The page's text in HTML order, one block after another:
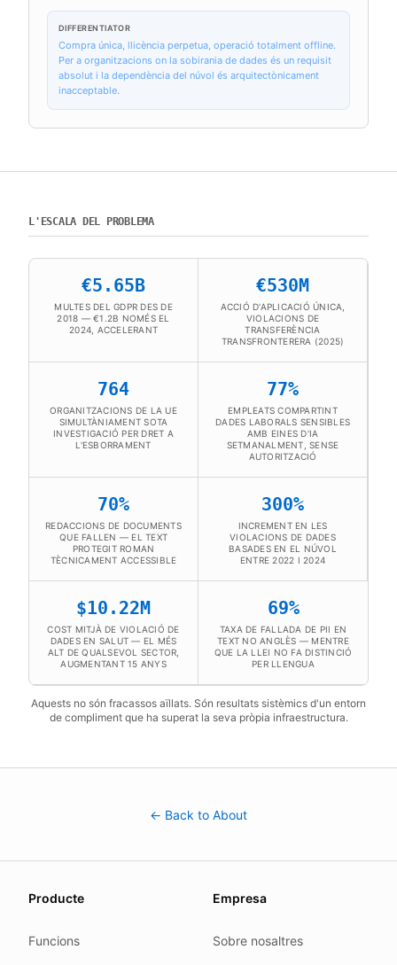
DIFFERENTIATOR
Compra única, llicència perpetua, operació totalment offline.
Per a organitzacions on la sobirania de dades és un requisit
absolut i la dependència del núvol és arquitectònicament
inacceptable.
L'ESCALA DEL PROBLEMA
€5.65B
MULTES DEL GDPR DES DE
2018 — €1.2B NOMÉS EL
2024, ACCELERANT
€530M
ACCIÓ D'APLICACIÓ ÚNICA,
VIOLACIONS DE
TRANSFERÈNCIA
TRANSFRONTERERA (2025)
764
ORGANITZACIONS DE LA UE
SIMULTÀNIAMENT SOTA
INVESTIGACIÓ PER DRET A
L'ESBORRAMENT
77%
EMPLEATS COMPARTINT
DADES LABORALS SENSIBLES
AMB EINES D'IA
SETMANALMENT, SENSE
AUTORITZACIÓ
70%
REDACCIONS DE DOCUMENTS
QUE FALLEN — EL TEXT
PROTEGIT ROMAN
TÈCNICAMENT ACCESSIBLE
300%
INCREMENT EN LES
VIOLACIONS DE DADES
BASADES EN EL NÚVOL
ENTRE 2022 I 2024
$10.22M
COST MITJÀ DE VIOLACIÓ DE
DADES EN SALUT — EL MÉS
ALT DE QUALSEVOL SECTOR,
AUGMENTANT 15 ANYS
69%
TAXA DE FALLADA DE PII EN
TEXT NO ANGLÈS — MENTRE
QUE LA LLEI NO FA DISTINCIÓ
PER LLENGUA
Aquests no són fracassos aïllats. Són resultats sistèmics d'un entorn
de compliment que ha superat la seva pròpia infraestructura.
← Back to About
We update this page when our platform or the law
Producte
Funcions
Empresa
Sobre nosaltres